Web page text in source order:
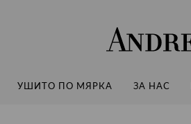
УШИТО ПО МЯРКА ЗА НАС